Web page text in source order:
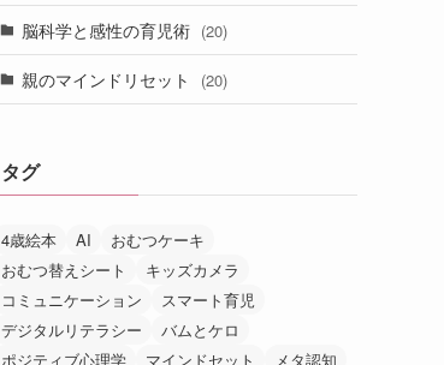
脳科学と感性の育児術 (20)
親のマインドリセット (20)
タグ
4歳絵本 AI
おむつケーキ
おむつ替えシート
キッズカメラ
コミュニケーション
スマート育児
デジタルリテラシー
バムとケロ
ポジティブ心理学
マインドセット メタ認知